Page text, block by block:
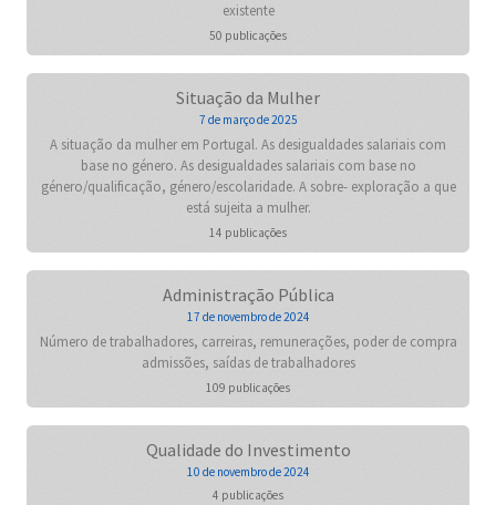
existente
50 publicações
Situação da Mulher
7 de março de 2025
A situação da mulher em Portugal. As desigualdades salariais com
base no género. As desigualdades salariais com base no
género/qualificação, género/escolaridade. A sobre- exploração a que
está sujeita a mulher.
14 publicações
Administração Pública
17 de novembro de 2024
Número de trabalhadores, carreiras, remunerações, poder de compra
admissões, saídas de trabalhadores
109 publicações
Qualidade do Investimento
10 de novembro de 2024
4 publicações